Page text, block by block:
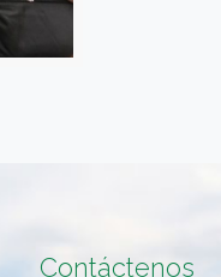
Contáctenos